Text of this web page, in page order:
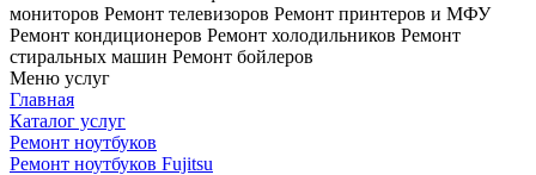
мониторов Ремонт телевизоров Ремонт принтеров и МФУ
Ремонт кондиционеров Ремонт холодильников Ремонт
стиральных машин Ремонт бойлеров
Меню услуг
Главная
Каталог услуг
Ремонт ноутбуков
Ремонт ноутбуков Fujitsu